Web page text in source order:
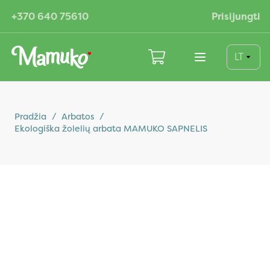
+370 640 75610 Prisijungti
LT
Pradžia / Arbatos /
Ekologiška žolelių arbata MAMUKO SAPNELIS